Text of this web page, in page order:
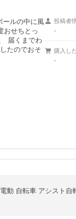
ールの中に風
おせちとっ
届くまでわ
たのでおそ
投稿者
-
購入し
-
動 自転車 アシスト